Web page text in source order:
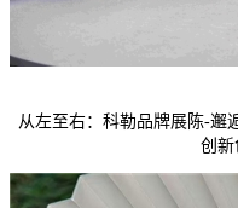
从左至右：科勒品牌展陈-邂
创新